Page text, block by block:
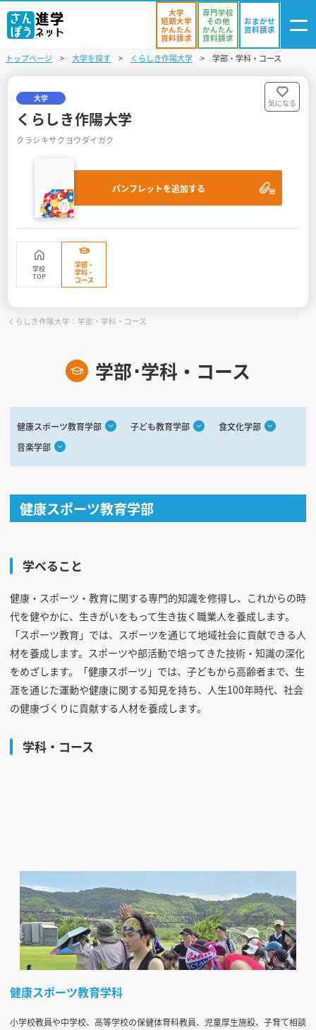
資料リスト
進学イベント
入試・受験入門
お役立ち情報
見学会WEB手引書
校内オンラインガイダンス
大学
短期大学
かんたん
資料請求
専門学校
その他
かんたん
資料請求
おまかせ
資料請求
トップページ 大学を探す くらしき作陽大学 学部・学科・コース
大学
くらしき作陽大学
クラシキサクヨウダイガク
パンフレットを追加する
気になる
学校
TOP
学部・
学科・
コース
くらしき作陽大学：学部・学科・コース
学部･学科・コース
健康スポーツ教育学部 子ども教育学部
食文化学部
音楽学部
健康スポーツ教育学部
学べること
健康・スポーツ・教育に関する専門的知識を修得し、これからの時
代を健やかに、生きがいをもって生き抜く職業人を養成します。
「スポーツ教育」では、スポーツを通じて地域社会に貢献できる人
材を養成します。スポーツや部活動で培ってきた技術・知識の深化
をめざします。「健康スポーツ」では、子どもから高齢者まで、生
涯を通じた運動や健康に関する知見を持ち、人生100年時代、社会
の健康づくりに貢献する人材を養成します。
学科・コース
健康スポーツ教育学科
小学校教員や中学校、高等学校の保健体育科教員、児童厚生施設、子育て相談